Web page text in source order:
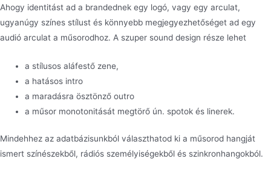
Ahogy identitást ad a brandednek egy logó, vagy egy arculat,
ugyanúgy színes stílust és könnyebb megjegyezhetőséget ad egy
audió arculat a műsorodhoz. A szuper sound design része lehet
a stílusos aláfestő zene,
a hatásos intro
a maradásra ösztönző outro
a műsor monotonitását megtörő ún. spotok és linerek.
Mindehhez az adatbázisunkból választhatod ki a műsorod hangját
ismert színészekből, rádiós személyiségekből és szinkronhangokból.